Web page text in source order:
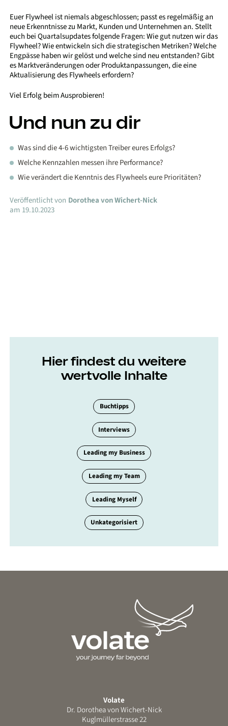
Euer Flywheel ist niemals abgeschlossen; passt es regelmäßig an
neue Erkenntnisse zu Markt, Kunden und Unternehmen an. Stellt
euch bei Quartalsupdates folgende Fragen: Wie gut nutzen wir das
Flywheel? Wie entwickeln sich die strategischen Metriken? Welche
Engpässe haben wir gelöst und welche sind neu entstanden? Gibt
es Marktveränderungen oder Produktanpassungen, die eine
Aktualisierung des Flywheels erfordern?
Viel Erfolg beim Ausprobieren!
Und nun zu dir
Was sind die 4-6 wichtigsten Treiber eures Erfolgs?
Welche Kennzahlen messen ihre Performance?
Wie verändert die Kenntnis des Flywheels eure Prioritäten?
Veröffentlicht von Dorothea von Wichert-Nick
am 19.10.2023
Hier findest du weitere
wertvolle Inhalte
Buchtipps
Interviews
Leading my Business
Leading my Team
Leading Myself
Unkategorisiert
Volate
Dr. Dorothea von Wichert-Nick
Kuglmüllerstrasse 22